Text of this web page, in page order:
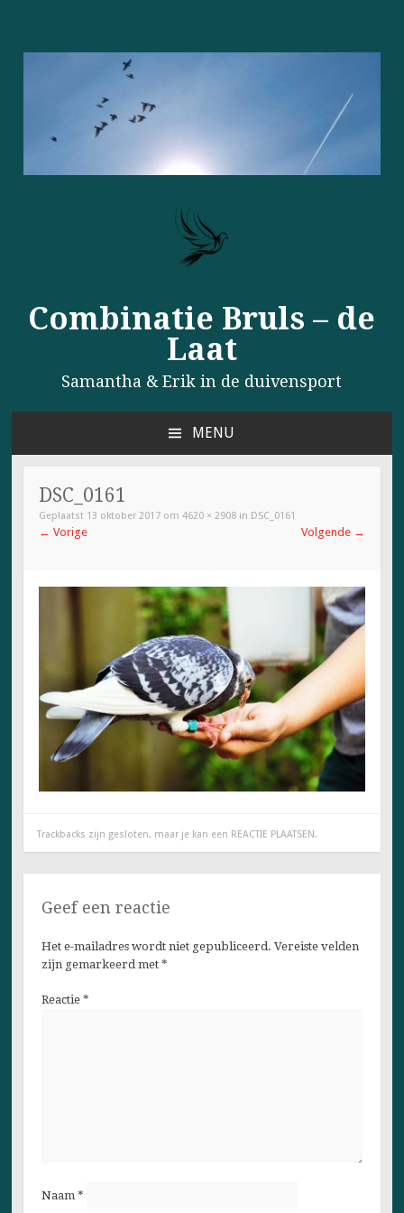
Combinatie Bruls – de
Laat
Samantha & Erik in de duivensport
MENU
INHOUD
SPRINGEN
DSC_0161
Geplaatst 13 oktober 2017 om4620 × 2908 in DSC_0161
← Vorige Volgende →
Trackbacks zijn gesloten, maar je kan een REACTIE PLAATSEN .
Geef een reactie
Het e-mailadres wordt niet gepubliceerd. Vereiste velden
zijn gemarkeerd met *
Reactie *
Naam *